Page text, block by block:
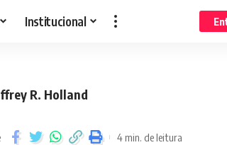
Institucional
R. Holland
4 min. de leitura